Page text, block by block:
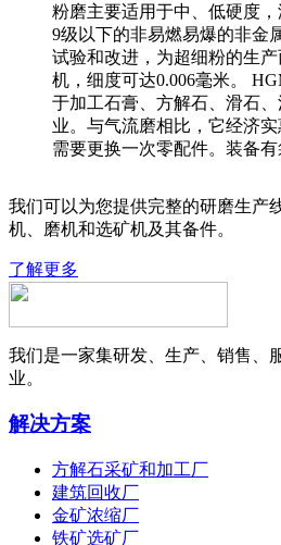
粉磨主要适用于中、低硬度
9级以下的非易燃易爆的非金
试验和改进，为超细粉的生
机，细度可达0.006毫米。
于加工石膏、方解石、滑石
业。与气流磨相比，它经济
需要更换一次零配件。装备有
我们可以为您提供完整的研磨生产
机、磨机和选矿机及其备件。
了解更多
我们是一家集研发、生产、销售、
业。
解决方案
方解石采矿和加工厂
建筑回收厂
金矿浓缩厂
铁矿选矿厂